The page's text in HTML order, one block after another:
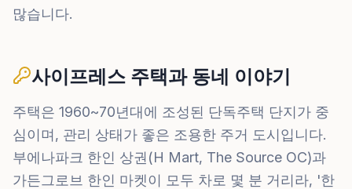
많습니다.
사이프레스 주택과 동네 이야기
주택은 1960~70년대에 조성된 단독주택 단지가 중
심이며, 관리 상태가 좋은 조용한 주거 도시입니다.
부에나파크 한인 상권(H Mart, The Source OC)과
가든그로브 한인 마켓이 모두 차로 몇 분 거리라, '한